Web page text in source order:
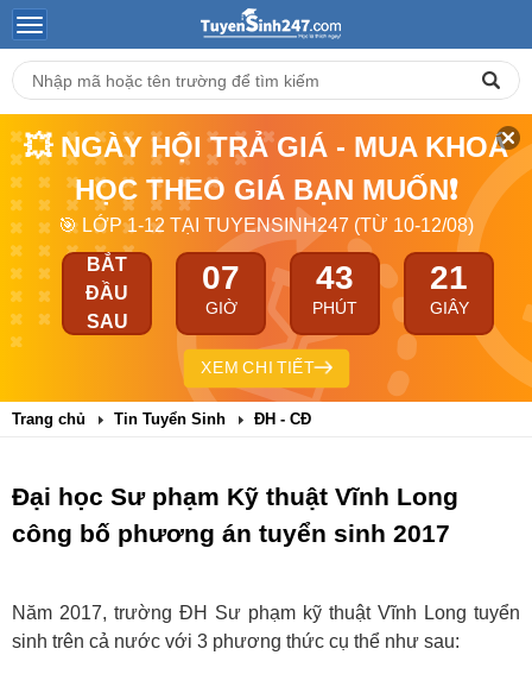
💥 NGÀY HỘI TRẢ GIÁ - MUA KHOÁ
HỌC THEO GIÁ BẠN MUỐN❗
🎯 LỚP 1-12 TẠI TUYENSINH247 (TỪ 10-12/08)
BẮT
ĐẦU
SAU
07
GIỜ
43
PHÚT
20
GIÂY
XEM CHI TIẾT
Trang chủ Tin Tuyển Sinh ĐH - CĐ
Đại học Sư phạm Kỹ thuật Vĩnh Long
công bố phương án tuyển sinh 2017
Năm 2017, trường ĐH Sư phạm kỹ thuật Vĩnh Long tuyển
sinh trên cả nước với 3 phương thức cụ thể như sau: